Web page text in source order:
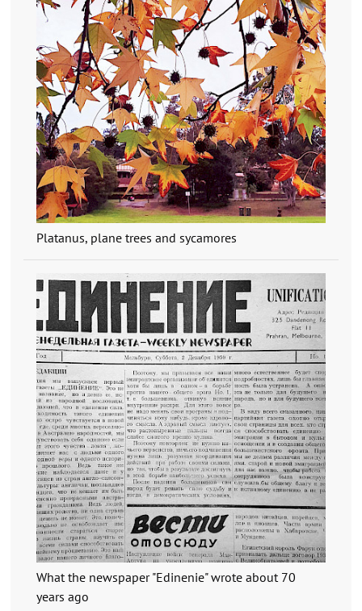
Platanus, plane trees and sycamores
What the newspaper "Edinenie" wrote about 70
years ago